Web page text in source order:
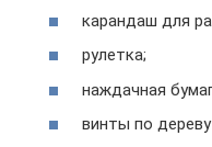
карандаш для
рулетка;
наждачная
винты по